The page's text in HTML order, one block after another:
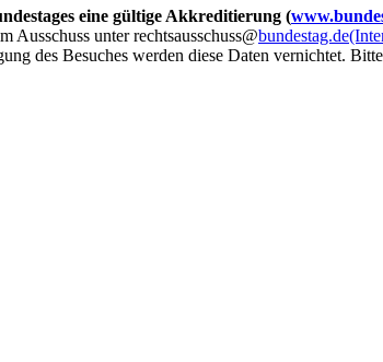
eine gültige Akkreditierung (
Ausschuss unter rechtsausschuss@bundestag.de
des Besuches werden diese Daten vernichtet.